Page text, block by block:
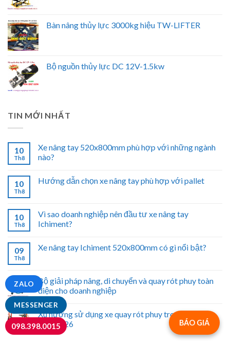
MESSENGER
ZALO
098.398.0015
Bàn nâng thủy lực 3000kg hiệu TW-LIFTER
Bộ nguồn thủy lực DC 12V-1.5kw
TIN MỚI NHẤT
10
Th8
Xe nâng tay 520x800mm phù hợp với những ngành
nào?
10
Th8
Hướng dẫn chọn xe nâng tay phù hợp với pallet
10
Th8
Vì sao doanh nghiệp nên đầu tư xe nâng tay
Ichiment?
09
Th8
Xe nâng tay Ichiment 520x800mm có gì nổi bật?
Bộ giải pháp nâng, di chuyển và quay rót phuy toàn
diện cho doanh nghiệp
Xu hướng sử dụng xe quay rót phuy trong nhà máy
năm 2026
BÁO GIÁ